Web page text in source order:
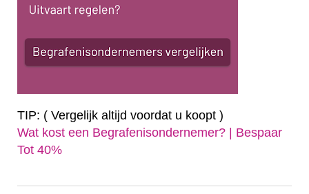
TIP: ( Vergelijk altijd voordat u koopt )
Wat kost een Begrafenisondernemer? | Bespaar
Tot 40%‎